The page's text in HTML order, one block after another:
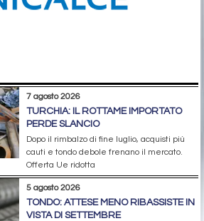
7 agosto 2026
TURCHIA: IL ROTTAME IMPORTATO
PERDE SLANCIO
Dopo il rimbalzo di fine luglio, acquisti più
cauti e tondo debole frenano il mercato.
Offerta Ue ridotta
5 agosto 2026
TONDO: ATTESE MENO RIBASSISTE IN
VISTA DI SETTEMBRE